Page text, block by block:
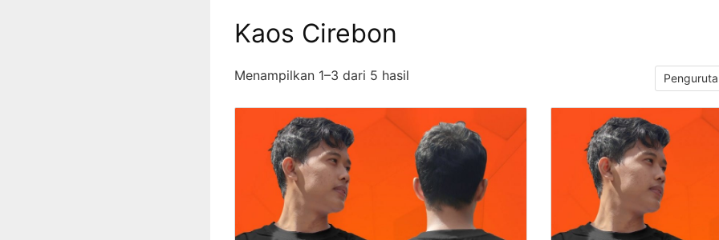
Kaos Cirebon
Menampilkan 1–3 dari 5 hasil